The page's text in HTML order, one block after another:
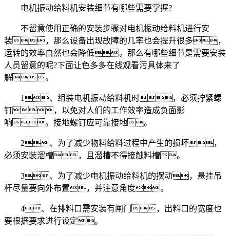
电机振动给料机安装细节有哪些需要掌握?
不留意使用正确的安装步骤对电机振动给料机进行安
装，那么设备出现故障的几率也会提升很多，
运转的效率自然也会降低。那么有哪些细节是需要安装
人员留意的呢?下面让色多多在线观看污具体来了
解。
1、组装电机振动给料机时，必须拧紧螺
钉，以免对人们的工作效率造成负面影
响。接地螺钉应可靠接地。
2、为了减少物料给料过程中产生的损坏，
必须安装溜槽，且溜槽不得接触料槽。
3、为了减少电机振动给料机的摆动，悬挂吊
杆尽量要向外布置，并注意角度。
4、在排料口需安装有闸门，出料口的宽度也
要根据要求进行设定。